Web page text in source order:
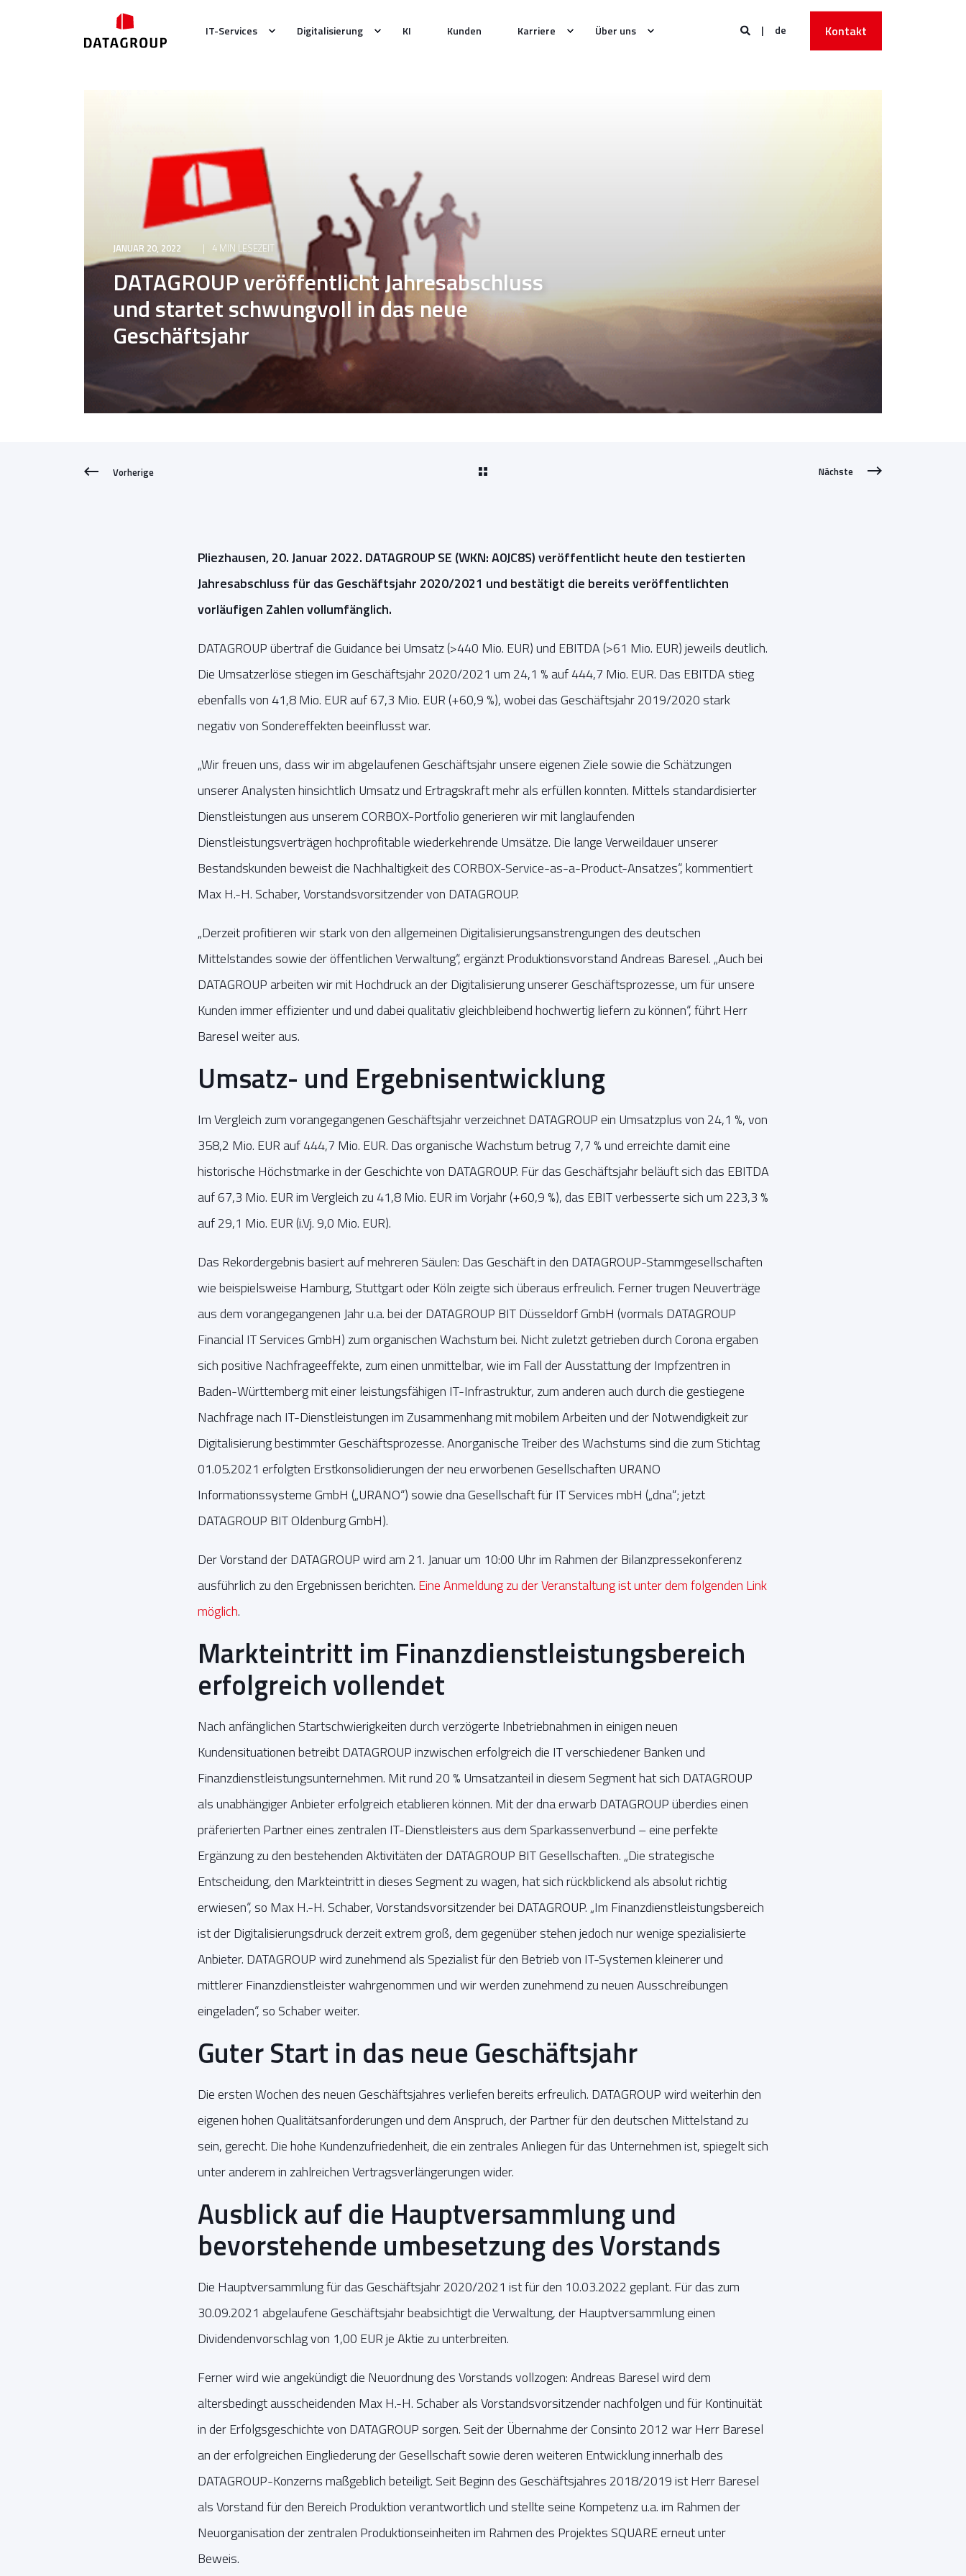
IT-Services Digitalisierung KI Kunden Karriere Über uns de Kontakt
JANUAR 20, 2022 4 MIN LESEZEIT
DATAGROUP veröffentlicht Jahresabschluss
und startet schwungvoll in das neue
Geschäftsjahr
Vorherige Nächste
Pliezhausen, 20. Januar 2022. DATAGROUP SE (WKN: A0JC8S) veröffentlicht heute den testierten
Jahresabschluss für das Geschäftsjahr 2020/2021 und bestätigt die bereits veröffentlichten
vorläufigen Zahlen vollumfänglich.
DATAGROUP übertraf die Guidance bei Umsatz (>440 Mio. EUR) und EBITDA (>61 Mio. EUR) jeweils deutlich.
Die Umsatzerlöse stiegen im Geschäftsjahr 2020/2021 um 24,1 % auf 444,7 Mio. EUR. Das EBITDA stieg
ebenfalls von 41,8 Mio. EUR auf 67,3 Mio. EUR (+60,9 %), wobei das Geschäftsjahr 2019/2020 stark
negativ von Sondereffekten beeinflusst war.
„Wir freuen uns, dass wir im abgelaufenen Geschäftsjahr unsere eigenen Ziele sowie die Schätzungen
unserer Analysten hinsichtlich Umsatz und Ertragskraft mehr als erfüllen konnten. Mittels standardisierter
Dienstleistungen aus unserem CORBOX-Portfolio generieren wir mit langlaufenden
Dienstleistungsverträgen hochprofitable wiederkehrende Umsätze. Die lange Verweildauer unserer
Bestandskunden beweist die Nachhaltigkeit des CORBOX-Service-as-a-Product-Ansatzes“, kommentiert
Max H.-H. Schaber, Vorstandsvorsitzender von DATAGROUP.
„Derzeit profitieren wir stark von den allgemeinen Digitalisierungsanstrengungen des deutschen
Mittelstandes sowie der öffentlichen Verwaltung“, ergänzt Produktionsvorstand Andreas Baresel. „Auch bei
DATAGROUP arbeiten wir mit Hochdruck an der Digitalisierung unserer Geschäftsprozesse, um für unsere
Kunden immer effizienter und und dabei qualitativ gleichbleibend hochwertig liefern zu können“, führt Herr
Baresel weiter aus.
Umsatz- und Ergebnisentwicklung
Im Vergleich zum vorangegangenen Geschäftsjahr verzeichnet DATAGROUP ein Umsatzplus von 24,1 %, von
358,2 Mio. EUR auf 444,7 Mio. EUR. Das organische Wachstum betrug 7,7 % und erreichte damit eine
historische Höchstmarke in der Geschichte von DATAGROUP. Für das Geschäftsjahr beläuft sich das EBITDA
auf 67,3 Mio. EUR im Vergleich zu 41,8 Mio. EUR im Vorjahr (+60,9 %), das EBIT verbesserte sich um 223,3 %
auf 29,1 Mio. EUR (i.Vj. 9,0 Mio. EUR).
Das Rekordergebnis basiert auf mehreren Säulen: Das Geschäft in den DATAGROUP-Stammgesellschaften
wie beispielsweise Hamburg, Stuttgart oder Köln zeigte sich überaus erfreulich. Ferner trugen Neuverträge
aus dem vorangegangenen Jahr u.a. bei der DATAGROUP BIT Düsseldorf GmbH (vormals DATAGROUP
Financial IT Services GmbH) zum organischen Wachstum bei. Nicht zuletzt getrieben durch Corona ergaben
sich positive Nachfrageeffekte, zum einen unmittelbar, wie im Fall der Ausstattung der Impfzentren in
Baden-Württemberg mit einer leistungsfähigen IT-Infrastruktur, zum anderen auch durch die gestiegene
Nachfrage nach IT-Dienstleistungen im Zusammenhang mit mobilem Arbeiten und der Notwendigkeit zur
Digitalisierung bestimmter Geschäftsprozesse. Anorganische Treiber des Wachstums sind die zum Stichtag
01.05.2021 erfolgten Erstkonsolidierungen der neu erworbenen Gesellschaften URANO
Informationssysteme GmbH („URANO“) sowie dna Gesellschaft für IT Services mbH („dna“; jetzt
DATAGROUP BIT Oldenburg GmbH).
Der Vorstand der DATAGROUP wird am 21. Januar um 10:00 Uhr im Rahmen der Bilanzpressekonferenz
ausführlich zu den Ergebnissen berichten. Eine Anmeldung zu der Veranstaltung ist unter dem folgenden Link
möglich.
Markteintritt im Finanzdienstleistungsbereich
erfolgreich vollendet
Nach anfänglichen Startschwierigkeiten durch verzögerte Inbetriebnahmen in einigen neuen
Kundensituationen betreibt DATAGROUP inzwischen erfolgreich die IT verschiedener Banken und
Finanzdienstleistungsunternehmen. Mit rund 20 % Umsatzanteil in diesem Segment hat sich DATAGROUP
als unabhängiger Anbieter erfolgreich etablieren können. Mit der dna erwarb DATAGROUP überdies einen
präferierten Partner eines zentralen IT-Dienstleisters aus dem Sparkassenverbund – eine perfekte
Ergänzung zu den bestehenden Aktivitäten der DATAGROUP BIT Gesellschaften. „Die strategische
Entscheidung, den Markteintritt in dieses Segment zu wagen, hat sich rückblickend als absolut richtig
erwiesen“, so Max H.-H. Schaber, Vorstandsvorsitzender bei DATAGROUP. „Im Finanzdienstleistungsbereich
ist der Digitalisierungsdruck derzeit extrem groß, dem gegenüber stehen jedoch nur wenige spezialisierte
Anbieter. DATAGROUP wird zunehmend als Spezialist für den Betrieb von IT-Systemen kleinerer und
mittlerer Finanzdienstleister wahrgenommen und wir werden zunehmend zu neuen Ausschreibungen
eingeladen“, so Schaber weiter.
Guter Start in das neue Geschäftsjahr
Die ersten Wochen des neuen Geschäftsjahres verliefen bereits erfreulich. DATAGROUP wird weiterhin den
eigenen hohen Qualitätsanforderungen und dem Anspruch, der Partner für den deutschen Mittelstand zu
sein, gerecht. Die hohe Kundenzufriedenheit, die ein zentrales Anliegen für das Unternehmen ist, spiegelt sich
unter anderem in zahlreichen Vertragsverlängerungen wider.
Ausblick auf die Hauptversammlung und
bevorstehende umbesetzung des Vorstands
Die Hauptversammlung für das Geschäftsjahr 2020/2021 ist für den 10.03.2022 geplant. Für das zum
30.09.2021 abgelaufene Geschäftsjahr beabsichtigt die Verwaltung, der Hauptversammlung einen
Dividendenvorschlag von 1,00 EUR je Aktie zu unterbreiten.
Ferner wird wie angekündigt die Neuordnung des Vorstands vollzogen: Andreas Baresel wird dem
altersbedingt ausscheidenden Max H.-H. Schaber als Vorstandsvorsitzender nachfolgen und für Kontinuität
in der Erfolgsgeschichte von DATAGROUP sorgen. Seit der Übernahme der Consinto 2012 war Herr Baresel
an der erfolgreichen Eingliederung der Gesellschaft sowie deren weiteren Entwicklung innerhalb des
DATAGROUP-Konzerns maßgeblich beteiligt. Seit Beginn des Geschäftsjahres 2018/2019 ist Herr Baresel
als Vorstand für den Bereich Produktion verantwortlich und stellte seine Kompetenz u.a. im Rahmen der
Neuorganisation der zentralen Produktionseinheiten im Rahmen des Projektes SQUARE erneut unter
Beweis.